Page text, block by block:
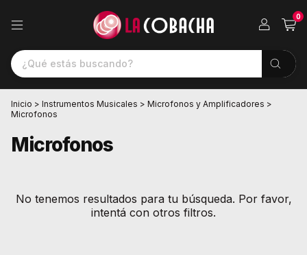
0
Inicio > Instrumentos Musicales > Microfonos y Amplificadores >
Microfonos
Microfonos
No tenemos resultados para tu búsqueda. Por favor,
intentá con otros filtros.